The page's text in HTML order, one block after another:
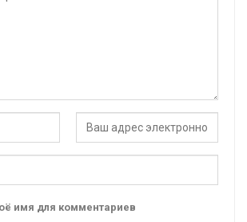
имя для комментариев